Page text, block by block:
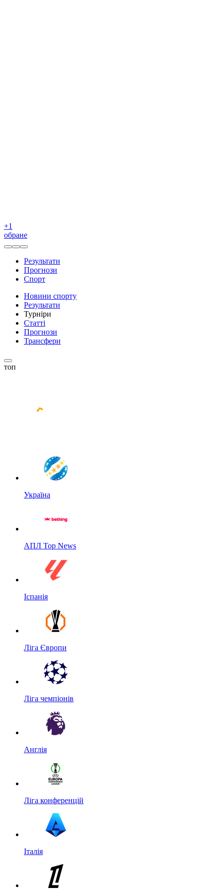
+1
обране
Результати
Прогнози
Спорт
Новини спорту
Результати
Турніри
Статті
Прогнози
Трансфери
топ
Україна
АПЛ Top News
Іспанія
Ліга Європи
Ліга чемпіонів
Англія
Ліга конференцій
Італія